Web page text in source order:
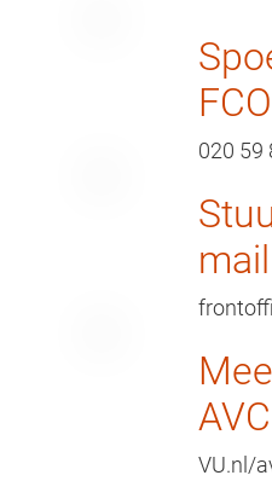
FCO
020 59
mail
AVC
VU.nl/